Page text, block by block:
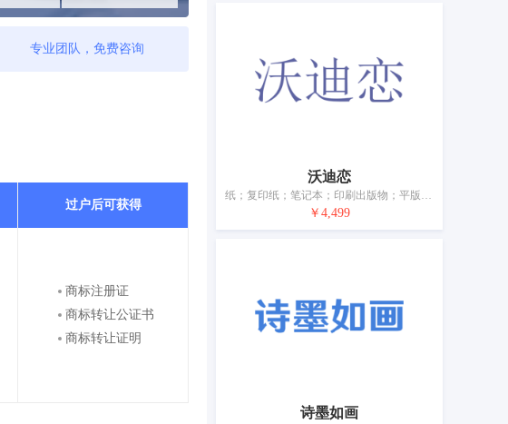
专业团队，免费咨询
过户后可获得
商标注册证
商标转让公证书
商标转让证明
沃迪恋
纸；复印纸；笔记本；印刷出版物；平版印刷工艺品；包装纸；办公室用封口机；文件夹（文具）；笔（办公用品）；电脑打印机用墨带
￥4,499
诗墨如画